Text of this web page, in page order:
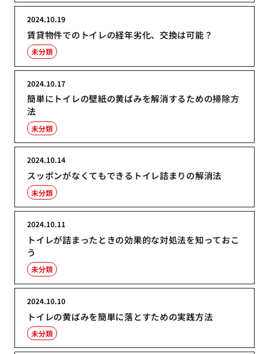
賃貸物件でのトイレの経年劣化、交換は可能？
2024.10.19
未分類
簡単にトイレの壁紙の黄ばみを解消するための掃除方
法
2024.10.17
未分類
スッポンがなくてもできるトイレ詰まりの解消法
2024.10.14
未分類
トイレが詰まったときの効果的な対処法を知っておこ
う
2024.10.11
未分類
トイレの黄ばみを簡単に落とすための実践方法
2024.10.10
未分類